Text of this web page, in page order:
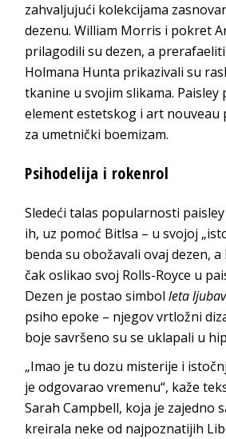
zahvaljujući kolekcijama
dezenu. William Morris i pokret
prilagodili su dezen, a
Holmana Hunta prikazivali su
tkanine u svojim slikama. Paisley
element estetskog i art nouveau
za umetnički boemizam.
Psihodelija i rokenrol
Sledeći talas popularnosti
ih, uz pomoć Bitlsa – u svojoj
benda su obožavali ovaj dezen,
čak oslikao svoj Rolls-Royce u
Dezen je postao simbolleta
psiho epoke – njegov vrtložni
boje savršeno su se uklapali u
„Imao je tu dozu misterije i
je odgovarao vremenu“, kaže
Sarah Campbell, koja je zajedno
kreirala neke od najpoznatijih